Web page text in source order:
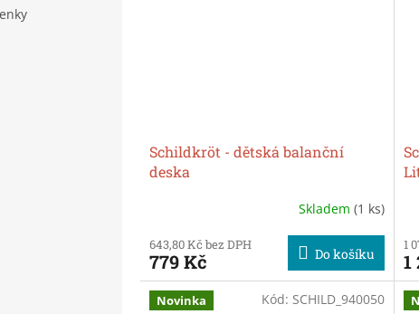
Schildkröt - dětská balanční
deska
Skladem (1 ks)
643,80 Kč bez DPH
779 Kč Do košíku
1
1
Novinka Kód: SCHILD_940050